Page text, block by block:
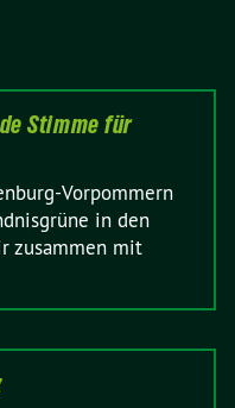
Stimme für
Vorpommern
in den
zusammen mit